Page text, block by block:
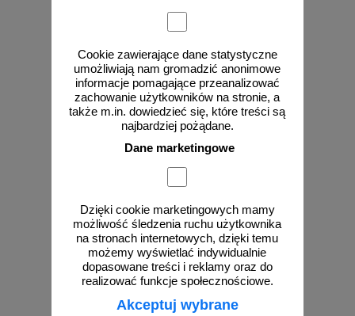
Cookie zawierające dane statystyczne
umożliwiają nam gromadzić anonimowe
informacje pomagające przeanalizować
zachowanie użytkowników na stronie, a
także m.in. dowiedzieć się, które treści są
najbardziej pożądane.
Dane marketingowe
Dzięki cookie marketingowych mamy
możliwość śledzenia ruchu użytkownika
na stronach internetowych, dzięki temu
możemy wyświetlać indywidualnie
dopasowane treści i reklamy oraz do
realizować funkcje społecznościowe.
Akceptuj wybrane
od 2,96 zł
2,41 zł netto
do koszyka
od 2,96 zł
2,41 zł netto
do koszyka